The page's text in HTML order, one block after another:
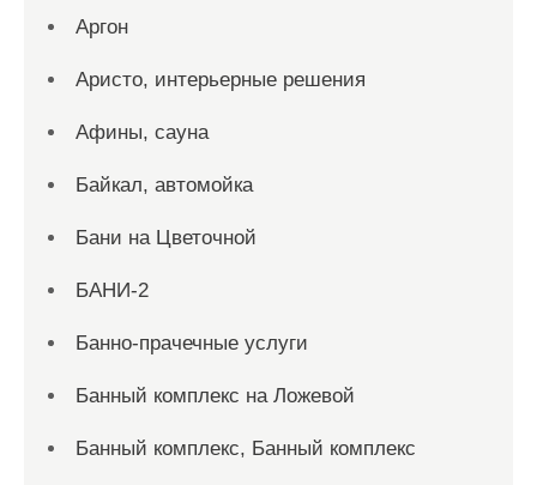
Аргон
Аристо, интерьерные решения
Афины, сауна
Байкал, автомойка
Бани на Цветочной
БАНИ-2
Банно-прачечные услуги
Банный комплекс на Ложевой
Банный комплекс, Банный комплекс